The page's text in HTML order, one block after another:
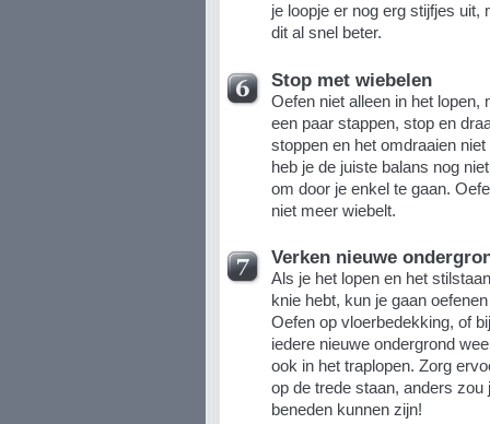
je loopje er nog erg stijfjes uit,
dit al snel beter.
Stop met wiebelen
Oefen niet alleen in het lopen,
een paar stappen, stop en
stoppen en het omdraaien
heb je de juiste balans nog
om door je enkel te gaan.
niet meer wiebelt.
Verken nieuwe
Als je het lopen en het
knie hebt, kun je gaan
Oefen op vloerbedekking, of
iedere nieuwe ondergrond
ook in het traplopen. Zorg
op de trede staan, anders
beneden kunnen zijn!